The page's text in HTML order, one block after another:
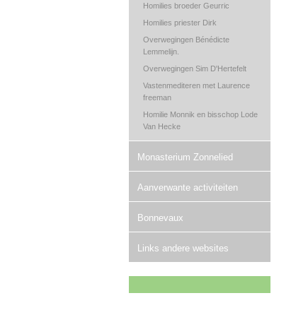
Homilies broeder Geurric
Homilies priester Dirk
Overwegingen Bénédicte
Lemmelijn.
Overwegingen Sim D'Hertefelt
Vastenmediteren met Laurence
freeman
Homilie Monnik en bisschop Lode
Van Hecke
Monasterium Zonnelied
Aanverwante activiteiten
Bonnevaux
Links andere websites